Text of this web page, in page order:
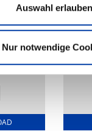
Auswahl erlauben
Nur notwendige